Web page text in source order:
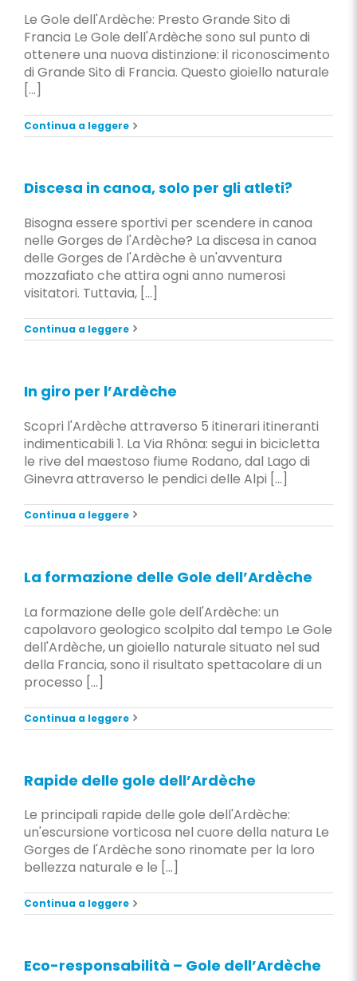
Le Gole dell'Ardèche: Presto Grande Sito di
Francia Le Gole dell'Ardèche sono sul punto di
ottenere una nuova distinzione: il riconoscimento
di Grande Sito di Francia. Questo gioiello naturale
[...]
Continua a leggere
Discesa in canoa, solo per gli atleti?
Bisogna essere sportivi per scendere in canoa
nelle Gorges de l'Ardèche? La discesa in canoa
delle Gorges de l'Ardèche è un'avventura
mozzafiato che attira ogni anno numerosi
visitatori. Tuttavia, [...]
Continua a leggere
In giro per l’Ardèche
Scopri l'Ardèche attraverso 5 itinerari itineranti
indimenticabili 1. La Via Rhôna: segui in bicicletta
le rive del maestoso fiume Rodano, dal Lago di
Ginevra attraverso le pendici delle Alpi [...]
Continua a leggere
La formazione delle Gole dell’Ardèche
La formazione delle gole dell'Ardèche: un
capolavoro geologico scolpito dal tempo Le Gole
dell'Ardèche, un gioiello naturale situato nel sud
della Francia, sono il risultato spettacolare di un
processo [...]
Continua a leggere
Rapide delle gole dell’Ardèche
Le principali rapide delle gole dell'Ardèche:
un'escursione vorticosa nel cuore della natura Le
Gorges de l'Ardèche sono rinomate per la loro
bellezza naturale e le [...]
Continua a leggere
Eco-responsabilità – Gole dell’Ardèche